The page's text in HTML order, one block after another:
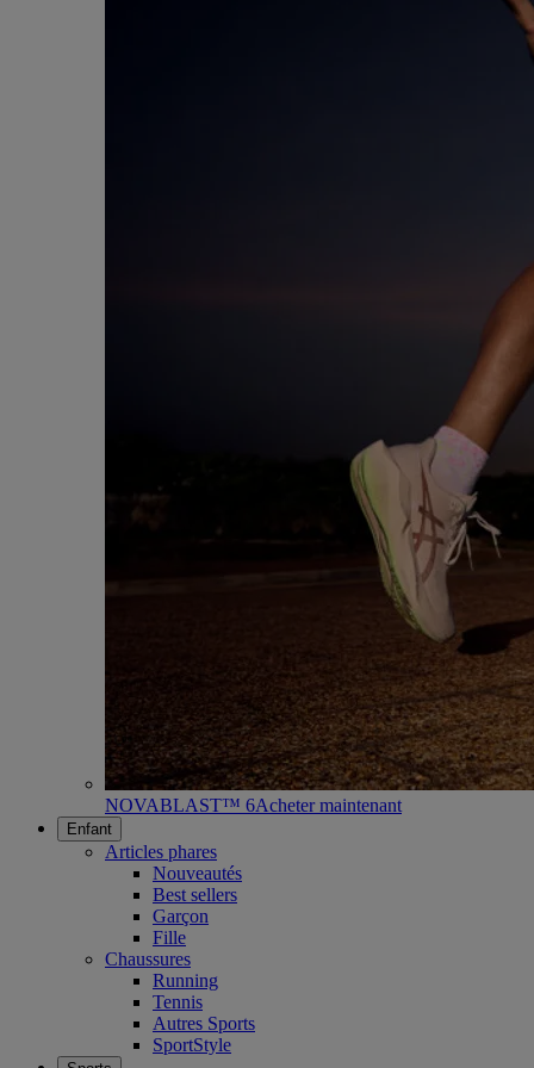
NOVABLAST™ 6Acheter maintenant
Enfant
Articles phares
Nouveautés
Best sellers
Garçon
Fille
Chaussures
Running
Tennis
Autres Sports
SportStyle